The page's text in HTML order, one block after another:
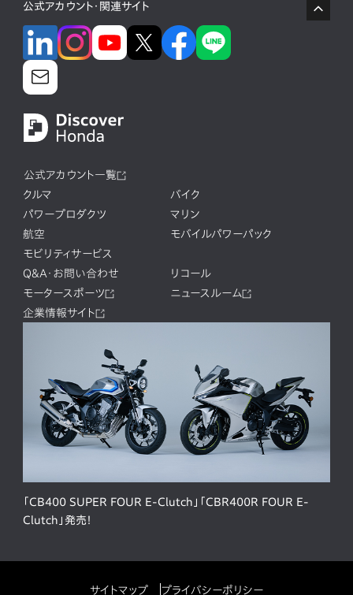
公式アカウント・関連サイト
公式アカウント一覧
クルマ
バイク
パワープロダクツ
マリン
航空
モバイルパワーパック
モビリティサービス
Q&A・お問い合わせ
リコール
モータースポーツ
ニュースルーム
企業情報サイト
「CB400 SUPER FOUR E-Clutch」「CBR400R FOUR E-
Clutch」発売！
サイトマップ プライバシーポリシー